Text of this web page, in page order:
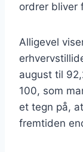
ordrer bliver
Alligevel
august til
100, som
et tegn på,
fremtiden